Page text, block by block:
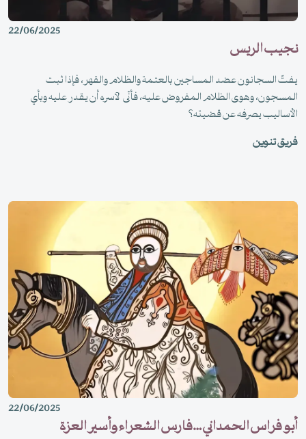
22/06/2025
نجيب الريس
يفتّ السجانون عضد المساجين بالعتمة والظلام والقهر، فإذا ثبت
المسجون، وهوى الظلام المفروض عليه، فأنّى لآسره أن يقدر عليه وبأي
الأساليب يصرفه عن قضيته؟
فريق تنوين
22/06/2025
أبو فراس الحمداني …فارس الشعراء وأسير العزة